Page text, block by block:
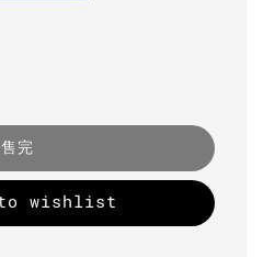
售完
to wishlist